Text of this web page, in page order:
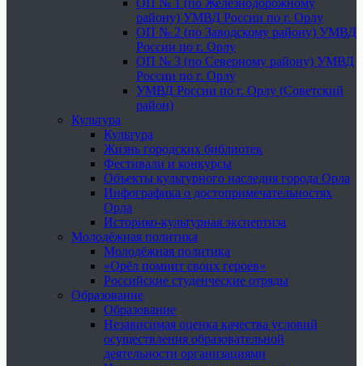
ОП № 1 (по Железнодорожному
району) УМВД России по г. Орлу
ОП № 2 (по Заводскому району) УМВД
России по г. Орлу
ОП № 3 (по Северному району) УМВД
России по г. Орлу
УМВД России по г. Орлу (Советский
район)
Культура
Культура
Жизнь городских библиотек
Фестивали и конкурсы
Объекты культурного наследия города Орла
Инфографика о достопримечательностях
Орла
Историко-культурная экспертиза
Молодёжная политика
Молодёжная политика
«Орёл помнит своих героев»
Российские студенческие отряды
Образование
Образование
Независимая оценка качества условий
осуществления образовательной
деятельности организациями